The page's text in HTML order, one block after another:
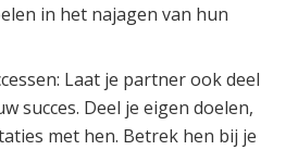
in het najagen van hun
Laat je partner ook deel
succes. Deel je eigen doelen,
met hen. Betrek hen bij je